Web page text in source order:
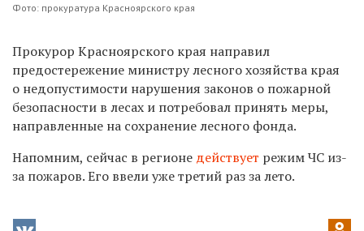
Фото: прокуратура Красноярского края
Прокурор Красноярского края направил
предостережение министру лесного хозяйства края
о недопустимости нарушения законов о пожарной
безопасности в лесах и потребовал принять меры,
направленные на сохранение лесного фонда.
Напомним, сейчас в регионе действует режим ЧС из-
за пожаров. Его ввели уже третий раз за лето.